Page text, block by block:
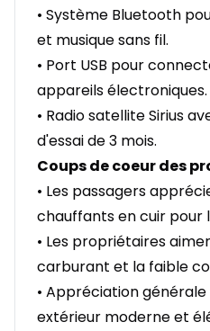
• Système Bluetooth
et musique sans fil.
• Port USB pour
appareils électroniques.
• Radio satellite Sirius
d'essai de 3 mois.
Coups de coeur des
• Les passagers
chauffants en cuir pour
• Les propriétaires
carburant et la faible
• Appréciation
extérieur moderne et